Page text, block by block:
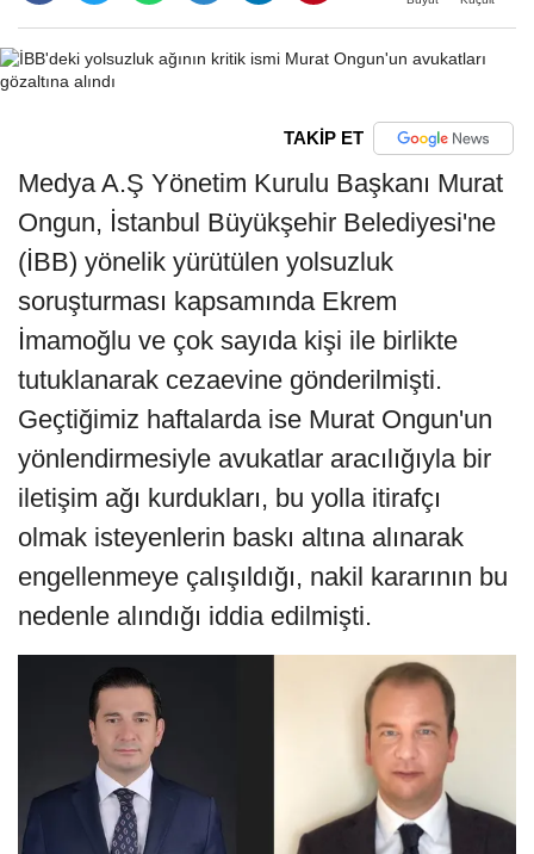
TAKİP ET
Medya A.Ş Yönetim Kurulu Başkanı Murat
Ongun, İstanbul Büyükşehir Belediyesi'ne
(İBB) yönelik yürütülen yolsuzluk
soruşturması kapsamında Ekrem
İmamoğlu ve çok sayıda kişi ile birlikte
tutuklanarak cezaevine gönderilmişti.
Geçtiğimiz haftalarda ise Murat Ongun'un
yönlendirmesiyle avukatlar aracılığıyla bir
iletişim ağı kurdukları, bu yolla itirafçı
olmak isteyenlerin baskı altına alınarak
engellenmeye çalışıldığı, nakil kararının bu
nedenle alındığı iddia edilmişti.